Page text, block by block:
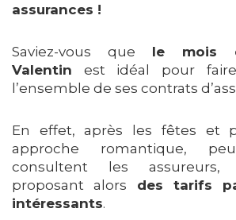
assurances !
Saviez-vous que le mois
Valentin est idéal pour
l’ensemble de ses contrats
En effet, après les fêtes et
approche romantique,
consultent les assureurs,
proposant alors des tarifs
intéressants.